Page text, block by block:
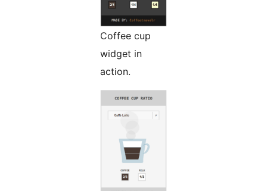
Coffee cup
widget in
action.